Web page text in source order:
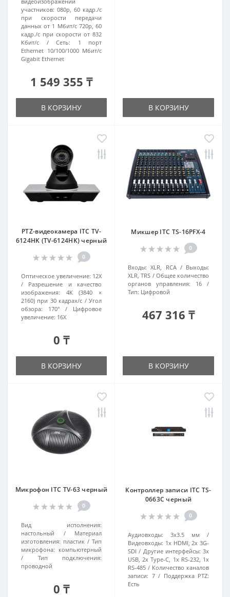
участников: 080p, 60 кадр./с
при скорости передачи
данных от 1 Мбит/с 720p, 60
кадр./с при скорости от 832
Кбит/с
Сеть:
1 порт
Ethernet 10/100/1000 Мбит/с
Gigabit Ethernet
1 549 355 ₸
В КОРЗИНУ В КОРЗИНУ
PTZ-видеокамера ITC TV-
6124HK (TV-6124HK) черный
0
Оптическое увеличение: 12X
Разрешение и качество
изображения:
4K (3840 ×
2160) при 30 кадрах/с
Угол
обзора:
170°
Цифровое
увеличение: 16X
0 ₸
В КОРЗИНУ
Микшер ITC TS-16PFX-4
0
Входы: XLR, RCA
Выходы:
XLR, TRS
Общее количество
органов управления:
16
Тип: Цифровой
467 316 ₸
В КОРЗИНУ
Микрофон ITC TV-63 черный
0
Вид исполнения:
настольный
Материал
изготовления: пластик
Тип
микрофона: компьютерный
Тип подключения:
проводной
0 ₸
Контроллер записи ITC TS-
0663C черный
0
Аудиовходы:
3x3.5 мм
Видеовходы: 1x HDMI, 2x 3G-
SDI
Другие интерфейсы: 3x
USB, 2x Type-C, 1x RS-232, 1x
RS-485
Количество каналов
записи: 7
Поддержка PTZ:
Есть